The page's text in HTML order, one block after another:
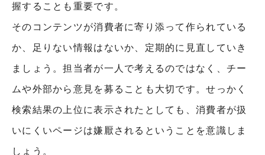
握することも重要です。
そのコンテンツが消費者に寄り添って作られている
か、足りない情報はないか、定期的に見直していき
ましょう。担当者が一人で考えるのではなく、チー
ムや外部から意見を募ることも大切です。せっかく
検索結果の上位に表示されたとしても、消費者が扱
いにくいページは嫌厭されるということを意識しま
しょう。